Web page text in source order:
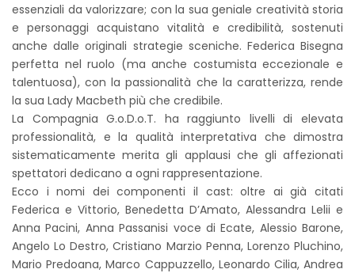
essenziali da valorizzare; con la sua geniale creatività storia
e personaggi acquistano vitalità e credibilità, sostenuti
anche dalle originali strategie sceniche. Federica Bisegna
perfetta nel ruolo (ma anche costumista eccezionale e
talentuosa), con la passionalità che la caratterizza, rende
la sua Lady Macbeth più che credibile.
La Compagnia G.o.D.o.T. ha raggiunto livelli di elevata
professionalità, e la qualità interpretativa che dimostra
sistematicamente merita gli applausi che gli affezionati
spettatori dedicano a ogni rappresentazione.
Ecco i nomi dei componenti il cast: oltre ai già citati
Federica e Vittorio, Benedetta D’Amato, Alessandra Lelii e
Anna Pacini, Anna Passanisi voce di Ecate, Alessio Barone,
Angelo Lo Destro, Cristiano Marzio Penna, Lorenzo Pluchino,
Mario Predoana, Marco Cappuzzello, Leonardo Cilia, Andrea